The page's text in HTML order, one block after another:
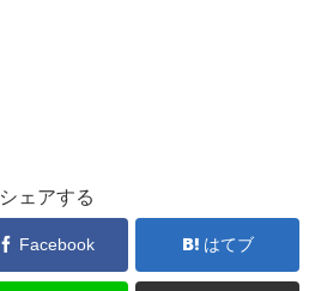
シェアする
Facebook はてブ